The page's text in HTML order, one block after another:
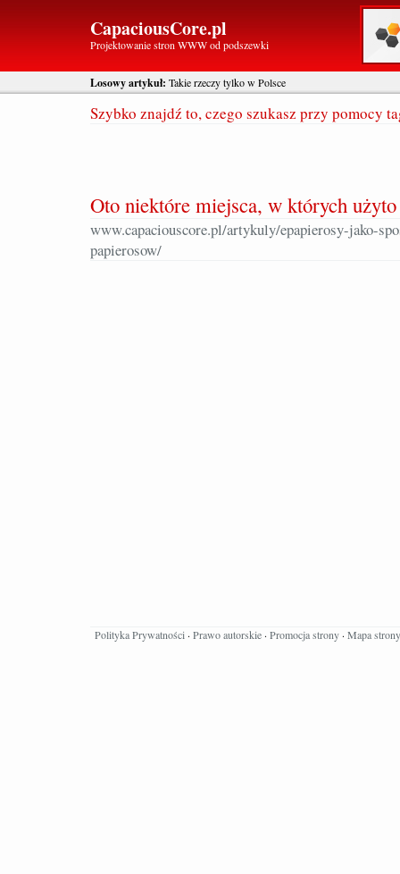
CapaciousCore.pl
Projektowanie stron WWW od podszewki
Losowy artykuł: Takie rzeczy tylko w Polsce
Szybko znajdź to, czego szukasz przy pomocy
Oto niektóre miejsca, w których
www.capaciouscore.pl/artykuly/epapierosy-jako-
papierosow/
Polityka Prywatności · Prawo autorskie · Promocja strony · Mapa strony